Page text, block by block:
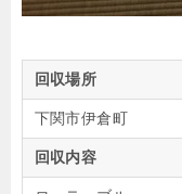
回収場所
下関市伊倉町
回収内容